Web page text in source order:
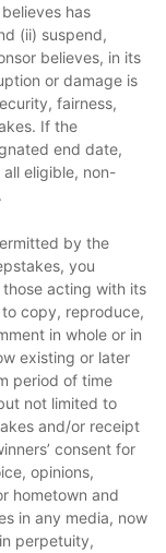
has
(ii) suspend,
believes, in its
or damage is
fairness,
If the
end date,
eligible, non-
by the
you
acting with its
copy, reproduce,
in whole or in
existing or later
period of time
not limited to
and/or receipt
consent for
opinions,
hometown and
in any media, now
perpetuity,